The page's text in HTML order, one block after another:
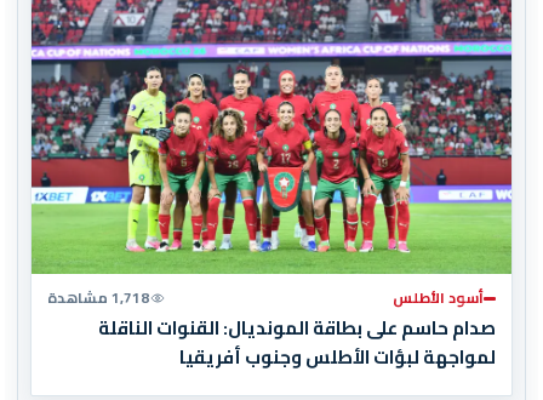
أسود الأطلس 1,718 مشاهدة
صدام حاسم على بطاقة المونديال: القنوات الناقلة
لمواجهة لبؤات الأطلس وجنوب أفريقيا